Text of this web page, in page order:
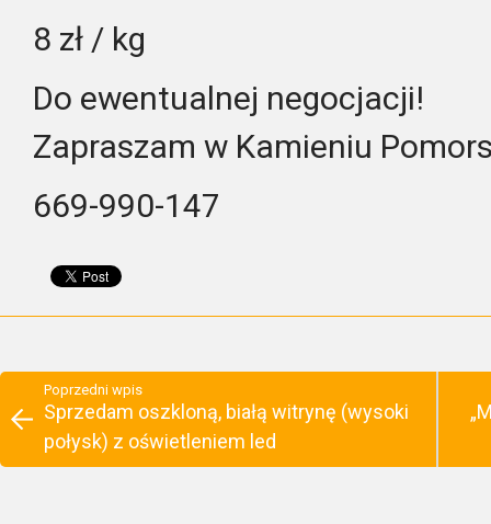
8 zł / kg
Do ewentualnej negocjacji!
Zapraszam w Kamieniu
669-990-147
Poprzedni wpis
Sprzedam oszkloną, białą witrynę (wysoki
połysk) z oświetleniem led